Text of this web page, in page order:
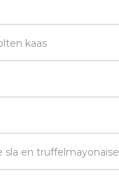
kaas
en truffelmayonaise